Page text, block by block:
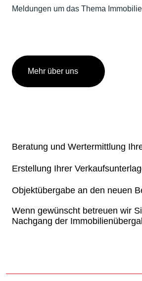
Meldungen um das Thema
Mehr über uns
Beratung und Wertermittlung
Erstellung Ihrer
Objektübergabe an den neuen
Wenn gewünscht betreuen wir
Nachgang der